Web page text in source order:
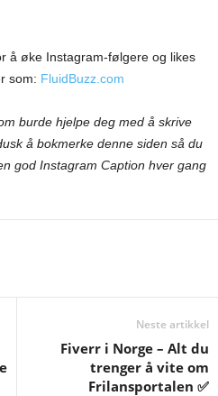
å øke Instagram-følgere og likes
som: FluidBuzz.com
burde hjelpe deg med å skrive
å bokmerke denne siden så du
god Instagram Caption hver gang
Neste artikkel
Fiverr i Norge – Alt du
trenger å vite om
Frilansportalen ✅